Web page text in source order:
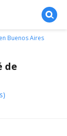
Buenos Aires
de